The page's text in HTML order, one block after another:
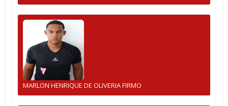
MARLON HENRIQUE DE OLIVERIA FIRMO